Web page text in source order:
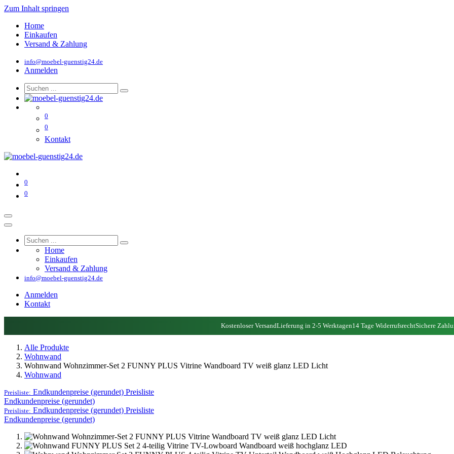
Zum Inhalt springen
Home
Einkaufen
Versand & Zahlung
info@moebel-guenstig24.de
Anmelden
0
0
Kontakt
0
0
Home
Einkaufen
Versand & Zahlung
info@moebel-guenstig24.de
Anmelden
Kontakt
Kostenloser VersandLieferung in 2-5 Werktagen14 Tage WiderrufsrechtSichere
Alle Produkte
Wohnwand
Wohnwand Wohnzimmer-Set 2 FUNNY PLUS Vitrine Wandboard TV weiß glanz LED Licht
Wohnwand
Preisliste: Endkundenpreise (gerundet) Preisliste
Endkundenpreise (gerundet)
Preisliste: Endkundenpreise (gerundet) Preisliste
Endkundenpreise (gerundet)